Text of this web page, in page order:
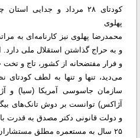
کودتای ۲۸ مرداد و جدایی
پهلوی
محمدرضا پهلوی نیز کارنامه‌ای به
و فرار مفتضحانه از کشور، تاج و
می‌دید، تنها و تنها به لطف
سازمان جاسوسی آمریکا (سیا) و
آژاکس) توانست بر دوش تانک‌های
و دولت قانونی دکتر مصدق به قدرت
۲۵ سال به مستعمره مطلق مستشاران آمریکایی بدل کرد.